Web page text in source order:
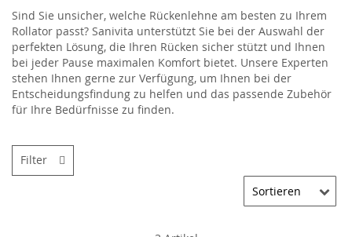
Sind Sie unsicher, welche Rückenlehne am besten zu Ihrem
Rollator passt? Sanivita unterstützt Sie bei der Auswahl der
perfekten Lösung, die Ihren Rücken sicher stützt und Ihnen
bei jeder Pause maximalen Komfort bietet. Unsere Experten
stehen Ihnen gerne zur Verfügung, um Ihnen bei der
Entscheidungsfindung zu helfen und das passende Zubehör
für Ihre Bedürfnisse zu finden.
Filter